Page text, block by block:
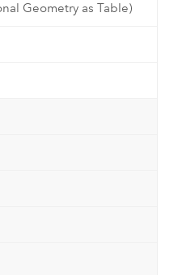
Geometry as Table)